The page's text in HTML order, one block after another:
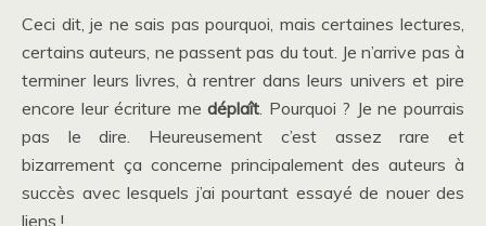
Ceci dit, je ne sais pas pourquoi, mais certaines lectures,
certains auteurs, ne passent pas du tout. Je n’arrive pas à
terminer leurs livres, à rentrer dans leurs univers et pire
encore leur écriture medéplaît. Pourquoi ? Je ne pourrais
pas le dire. Heureusement c’est assez rare et
bizarrement ça concerne principalement des auteurs à
succès avec lesquels j’ai pourtant essayé de nouer des
liens !